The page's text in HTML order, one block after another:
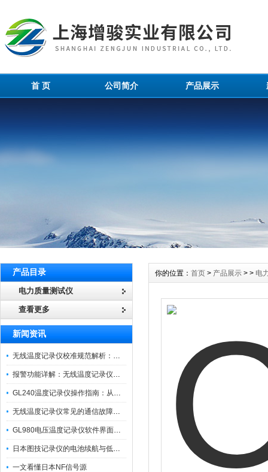
首 页 公司简介 产品展示
产品目录
电力质量测试仪
查看更多
新闻资讯
无线温度记录仪校准规范解析：从多点比对到不确定度评定的实操流程
报警功能详解：无线温度记录仪的阈值设定与通知机制
GL240温度记录仪操作指南：从开箱、接线到数据导出的标准化流程
无线温度记录仪常见的通信故障诊断与排除指南
GL980电压温度记录仪软件界面功能与使用技巧
日本图技记录仪的电池续航与低功耗模式适用场景分析
一文看懂日本NF信号源
你的位置： 首页 > 产品展示 > > 电